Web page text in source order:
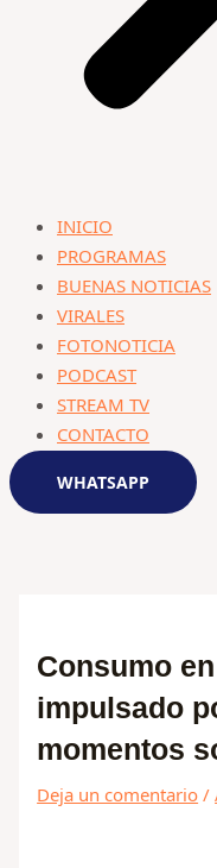
INICIO
PROGRAMAS
BUENAS NOTICIAS
VIRALES
FOTONOTICIA
PODCAST
STREAM TV
CONTACTO
WHATSAPP
Consumo
impulsado
momentos
Deja un comentario /